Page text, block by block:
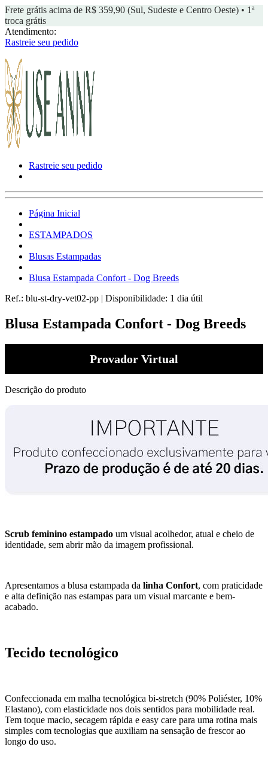
Frete grátis acima de R$ 359,90 (Sul, Sudeste e Centro Oeste) • 1ª
troca grátis
Atendimento:
Rastreie seu pedido
Rastreie seu pedido
Página Inicial
ESTAMPADOS
Blusas Estampadas
Blusa Estampada Confort - Dog Breeds
Ref.: blu-st-dry-vet02-pp | Disponibilidade: 1 dia útil
Blusa Estampada Confort - Dog Breeds
Provador Virtual
Descrição do produto
Scrub feminino estampado um visual acolhedor, atual e cheio de
identidade, sem abrir mão da imagem profissional.
Apresentamos a blusa estampada da linha Confort, com praticidade
e alta definição nas estampas para um visual marcante e bem-
acabado.
Tecido tecnológico
Confeccionada em malha tecnológica bi-stretch (90% Poliéster, 10%
Elastano), com elasticidade nos dois sentidos para mobilidade real.
Tem toque macio, secagem rápida e easy care para uma rotina mais
simples com tecnologias que auxiliam na sensação de frescor ao
longo do uso.